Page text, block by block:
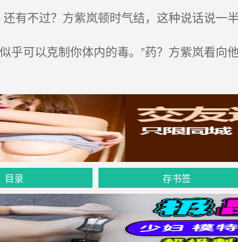
不过？方紫岚顿时气结，这种说话说一半
可以克制你体内的毒。”药？方紫岚看向
目录 存书签